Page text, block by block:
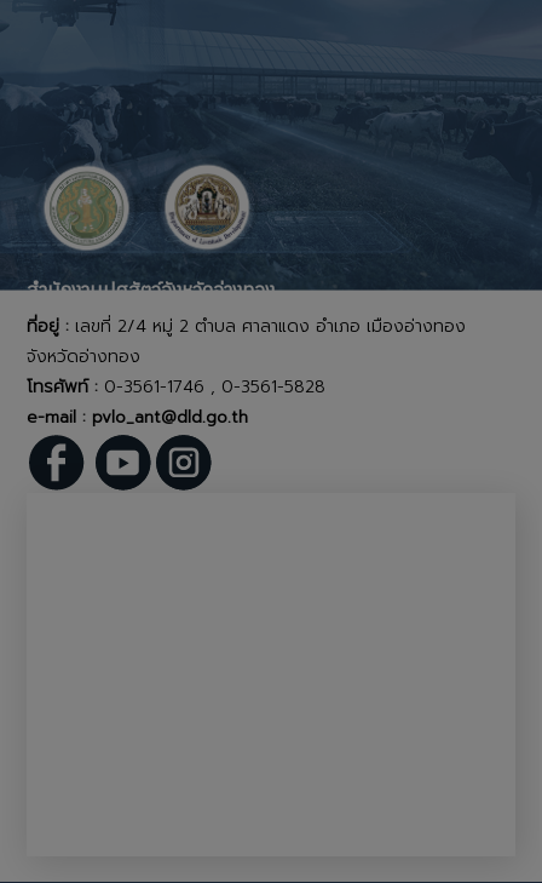
สำนักงานปศุสัตว์จังหวัดอ่างทอง
ที่อยู่ : เลขที่ 2/4 หมู่ 2 ตำบล ศาลาแดง อำเภอ เมืองอ่างทอง
จังหวัดอ่างทอง
โทรศัพท์ : 0-3561-1746 , 0-3561-5828
e-mail : pvlo_ant@dld.go.th